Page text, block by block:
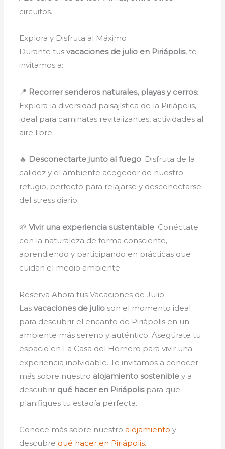
circuitos.
Explora y Disfruta al Máximo
Durante tusvacaciones de julio en Piriápolis, te
invitamos a:
📍 Recorrer senderos naturales, playas y cerros:
Explora la diversidad paisajística de la Piriápolis,
ideal para caminatas revitalizantes, actividades al
aire libre.
🔥 Desconectarte junto al fuego: Disfruta de la
calidez y el ambiente acogedor de nuestro
refugio, perfecto para relajarse y desconectarse
del stress diario.
🌱Vivir una experiencia sustentable: Conéctate
con la naturaleza de forma consciente,
aprendiendo y participando en prácticas que
cuidan el medio ambiente.
Reserva Ahora tus Vacaciones de Julio
Lasvacaciones de julio son el momento ideal
para descubrir el encanto de Piriápolis en un
ambiente más sereno y auténtico. Asegúrate tu
espacio en La Casa del Hornero para vivir una
experiencia inolvidable. Te invitamos a conocer
más sobre nuestro alojamiento sostenible y a
descubrir qué hacer en Piriápolispara que
planifiques tu estadía perfecta.
Conoce más sobre nuestro alojamiento y
descubre qué hacer en Piriápolis.